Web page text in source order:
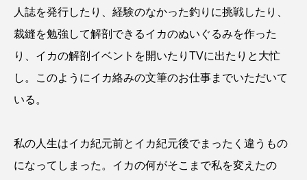
人誌を発行したり、経験のなかった釣りに挑戦したり、
裁縫を勉強して解剖できるイカのぬいぐるみを作った
り、イカの解剖イベントを開いたりTVに出たりと大忙
し。このようにイカ絡みの文筆のお仕事までいただいて
いる。
私の人生はイカ紀元前とイカ紀元後でまったく違うもの
になってしまった。イカの何がそこまで私を変えたの